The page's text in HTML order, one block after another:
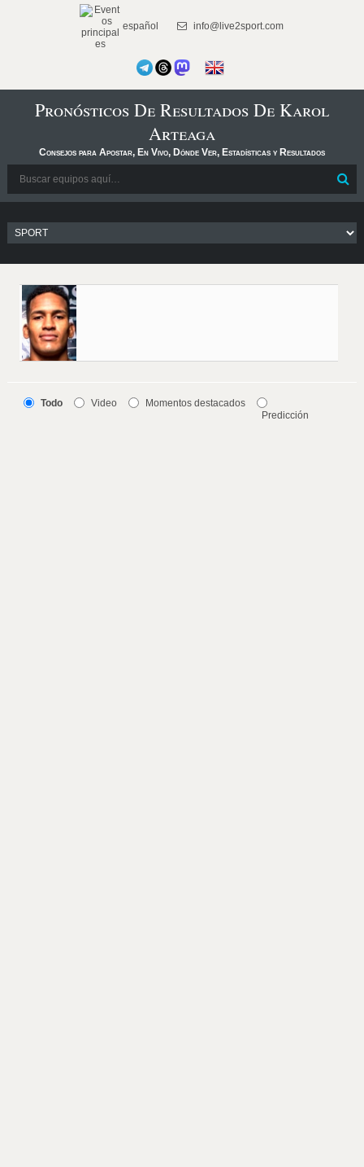
español info@live2sport.com
Pronósticos De Resultados De Karol
Arteaga
Consejos para Apostar, En Vivo, Dónde Ver, Estadísticas y Resultados
Todo Video
Momentos destacados
Predicción